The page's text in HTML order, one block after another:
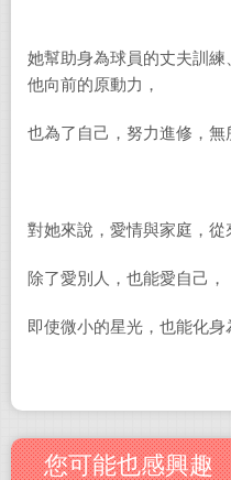
她幫助身為球員的丈夫訓
他向前的原動力，
也為了自己，努力進修，無
對她來說，愛情與家庭，從
除了愛別人，也能愛自己，
即使微小的星光，也能化身
您可能也感興趣